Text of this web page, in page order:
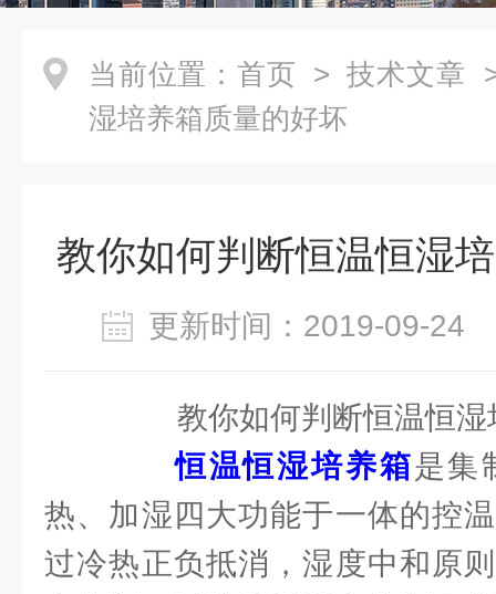
当前位置： 首页 > 技术文章
湿培养箱质量的好坏
教你如何判断恒温恒湿
更新时间：2019-09-
教你如何判断恒温恒湿
恒温恒湿培养箱是集
热、加湿四大功能于一体的控
过冷热正负抵消，湿度中和原